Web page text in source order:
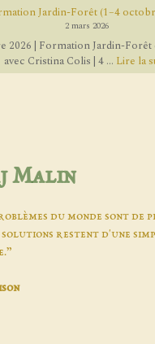
Jardin-Forêt (1–4
2 mars 2026
2026 | Formation Jardin-Forêt
avec Cristina Colis | 4 ... Lire la
Malin
du monde sont de
solutions restent d'une